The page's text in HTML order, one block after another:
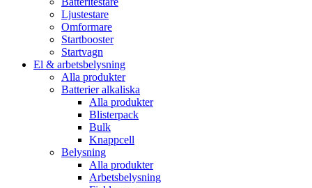
Ljustestare
Omformare
Startbooster
Startvagn
El & arbetsbelysning
Alla produkter
Batterier alkaliska
Alla produkter
Blisterpack
Bulk
Knappcell
Belysning
Alla produkter
Arbetsbelysning